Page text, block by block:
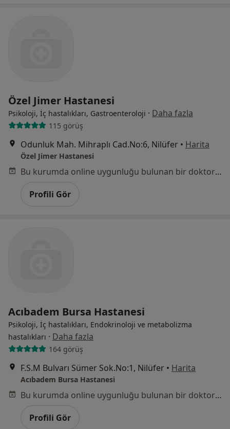
Özel Jimer Hastanesi
Psikoloji, İç hastalıkları, Gastroenteroloji · Daha fazla
115 görüş
Odunluk Mah. Mihraplı Cad.No:6, Nilüfer • Harita
Özel Jimer Hastanesi
Bu kurumda online uygunluğu bulunan bir doktor veya uzman bulunamadı
Profili Gör
Acıbadem Bursa Hastanesi
Psikoloji, İç hastalıkları, Endokrinoloji ve metabolizma
hastalıkları · Daha fazla
164 görüş
F.S.M Bulvarı Sümer Sok.No:1, Nilüfer • Harita
Acıbadem Bursa Hastanesi
Bu kurumda online uygunluğu bulunan bir doktor veya uzman bulunamadı
Profili Gör